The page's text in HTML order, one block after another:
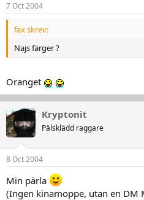
7 Oct 2004
fax skrev:
Najs färger ?
Oranget
Kryptonit
Pälsklädd raggare
8 Oct 2004
Min pärla
(Ingen kinamoppe, utan en DM